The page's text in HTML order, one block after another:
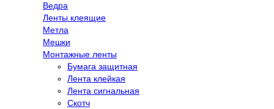
Ведра
Ленты клеящие
Метла
Мешки
Монтажные ленты
Бумага защитная
Лента клейкая
Лента сигнальная
Скотч